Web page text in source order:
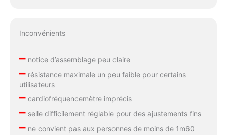
Inconvénients
–notice d’assemblage peu claire
–résistance maximale un peu faible pour certains
utilisateurs
–cardiofréquencemètre imprécis
–selle difficilement réglable pour des ajustements fins
–ne convient pas aux personnes de moins de 1m60